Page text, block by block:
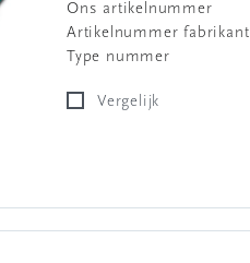
Ons artikelnummer
Artikelnummer fabrikant
Type nummer
Vergelijk